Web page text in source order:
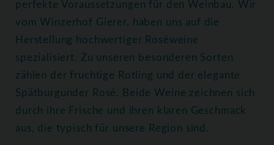
perfekte Voraussetzungen für den Weinbau. Wir
vom Winzerhof Gierer, haben uns auf die
Herstellung hochwertiger Roséweine
spezialisiert. Zu unseren besonderen Sorten
zählen der fruchtige Rotling und der elegante
Spätburgunder Rosé. Beide Weine zeichnen sich
durch ihre Frische und ihren klaren Geschmack
aus, die typisch für unsere Region sind.